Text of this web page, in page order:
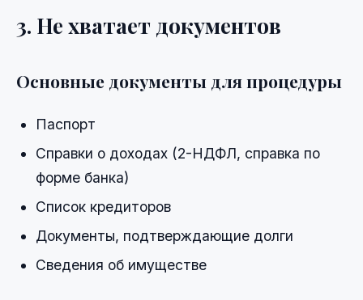
3. Не хватает документов
Основные документы для процедуры
Паспорт
Справки о доходах (2-НДФЛ, справка по
форме банка)
Список кредиторов
Документы, подтверждающие долги
Сведения об имуществе